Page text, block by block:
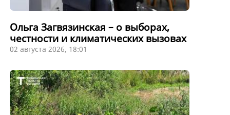
Ольга Загвязинская – о выборах,
честности и климатических вызовах
02 августа 2026, 18:01